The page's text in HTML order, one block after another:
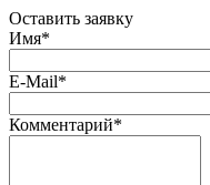
Оставить заявку
Имя*
E-Mail*
Комментарий*